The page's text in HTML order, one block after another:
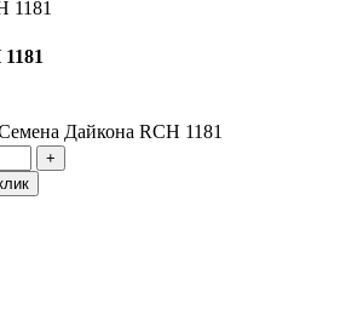
Дайкона RCH 1181